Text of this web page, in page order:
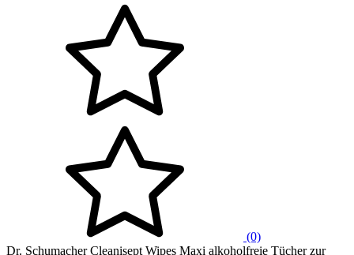
(0)
Dr. Schumacher Cleanisept Wipes Maxi alkoholfreie Tücher zur